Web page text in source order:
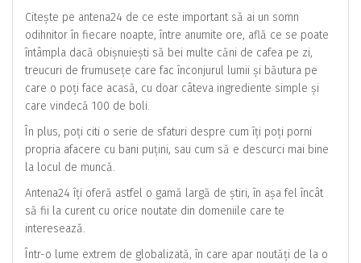
Citește pe antena24 de ce este important să ai un somn
odihnitor în fiecare noapte, între anumite ore, află ce se poate
întâmpla dacă obișnuiești să bei multe căni de cafea pe zi,
treucuri de frumusețe care fac înconjurul lumii și băutura pe
care o poți face acasă, cu doar câteva ingrediente simple și
care vindecă 100 de boli.
În plus, poți citi o serie de sfaturi despre cum îți poți porni
propria afacere cu bani puțini, sau cum să e descurci mai bine
la locul de muncă.
Antena24 îți oferă astfel o gamă largă de știri, în așa fel încât
să fii la curent cu orice noutate din domeniile care te
interesează.
Într-o lume extrem de globalizată, în care apar noutăți de la o